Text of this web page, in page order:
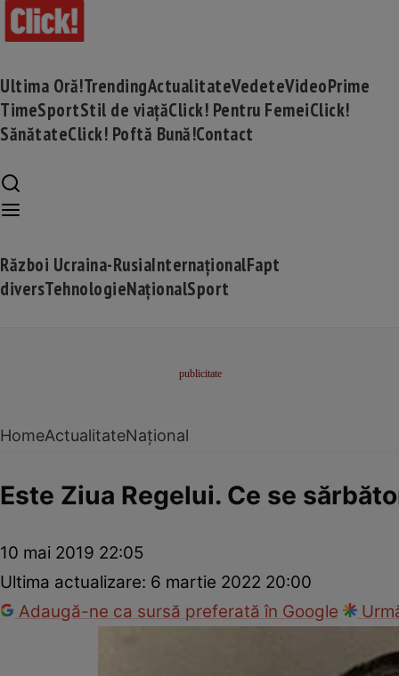
Ultima Oră!TrendingActualitateVedeteVideoPrime
TimeSportStil de viațăClick! Pentru FemeiClick!
SănătateClick! Poftă Bună!Contact
Război Ucraina-RusiaInternaționalFapt
diversTehnologieNaționalSport
HomeActualitateNațional
Este Ziua Regelui. Ce se
10 mai 2019 22:05
Ultima actualizare: 6 martie 2022 20:00
Adaugă-ne ca sursă preferată în Google